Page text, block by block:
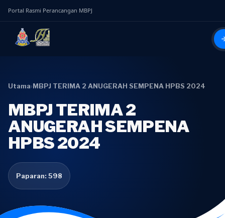
Portal Rasmi Perancangan MBPJ
Utama›MBPJ TERIMA 2 ANUGERAH SEMPENA HPBS 2024
MBPJ TERIMA 2
ANUGERAH SEMPENA
HPBS 2024
Paparan: 598